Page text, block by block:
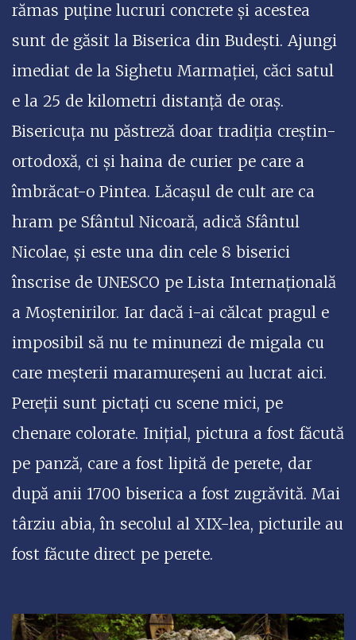
rămas puține lucruri concrete și acestea
sunt de găsit la Biserica din Budești. Ajungi
imediat de la Sighetu Marmației, căci satul
e la 25 de kilometri distanță de oraș.
Bisericuța nu păstreză doar tradiția creștin-
ortodoxă, ci și haina de curier pe care a
îmbrăcat-o Pintea. Lăcașul de cult are ca
hram pe Sfântul Nicoară, adică Sfântul
Nicolae, și este una din cele 8 biserici
înscrise de UNESCO pe Lista Internațională
a Moștenirilor. Iar dacă i-ai călcat pragul e
imposibil să nu te minunezi de migala cu
care meșterii maramureșeni au lucrat aici.
Pereții sunt pictați cu scene mici, pe
chenare colorate. Inițial, pictura a fost făcută
pe panză, care a fost lipită de perete, dar
după anii 1700 biserica a fost zugrăvită. Mai
târziu abia, în secolul al XIX-lea, picturile au
fost făcute direct pe perete.